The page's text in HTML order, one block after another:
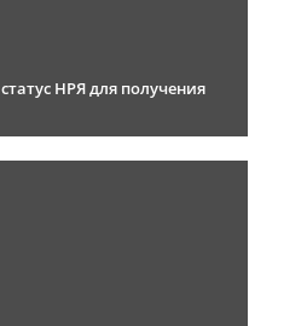
НРЯ для получения